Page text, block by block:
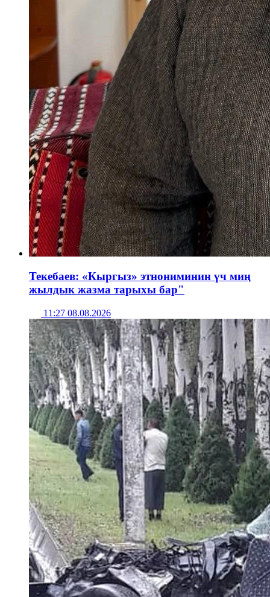
Текебаев: «Кыргыз» этнониминин үч миң
жылдык жазма тарыхы бар"
11:27 08.08.2026